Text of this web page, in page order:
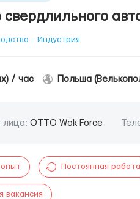
- Индустрия
/ час Польша
лицо: OTTO Wok Force
Постоянная работа
вакансия